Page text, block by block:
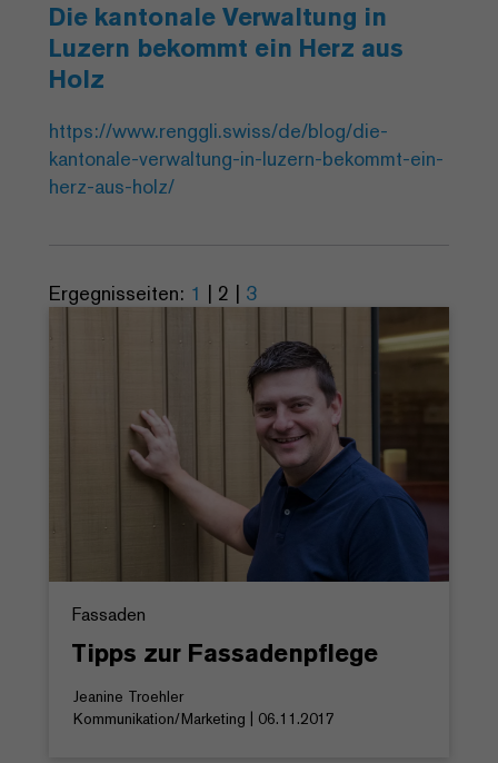
Die kantonale Verwaltung in
Luzern bekommt ein Herz aus
Holz
https://www.renggli.swiss/de/blog/die-
kantonale-verwaltung-in-luzern-bekommt-ein-
herz-aus-holz/
Ergegnisseiten: 1 | 2 | 3
Fassaden
Tipps zur Fassadenpflege
Jeanine Troehler
Kommunikation/Marketing | 06.11.2017